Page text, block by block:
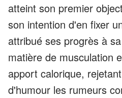
atteint son premier
son intention d'en fixer
attribué ses progrès à
matière de musculation
apport calorique,
d'humour les rumeurs